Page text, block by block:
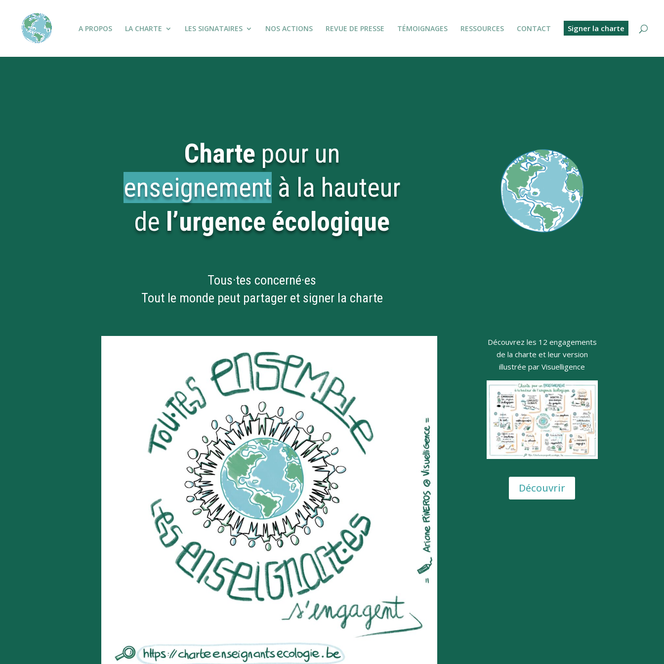
A PROPOS LA CHARTE LES SIGNATAIRES NOS ACTIONS REVUE DE PRESSE TÉMOIGNAGES RESSOURCES CONTACT Signer la charte
Charte pour un
enseignement à la hauteur
de l’urgence écologique
Tous·tes concerné·es
Tout le monde peut partager et signer la charte
Découvrez les 12 engagements
de la charte et leur version
illustrée par Visuelligence
Découvrir